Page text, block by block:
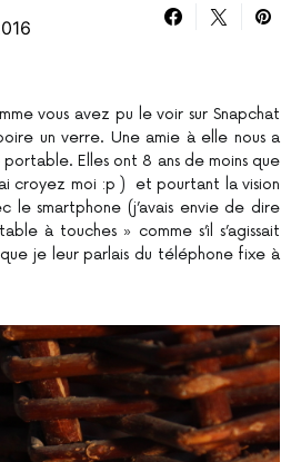
vous avez pu le voir sur Snapchat
un verre. Une amie à elle nous a
Elles ont 8 ans de moins que
croyez moi :p ) et pourtant la vision
smartphone (j’avais envie de dire
à touches » comme s’il s’agissait
que je leur parlais du téléphone fixe à